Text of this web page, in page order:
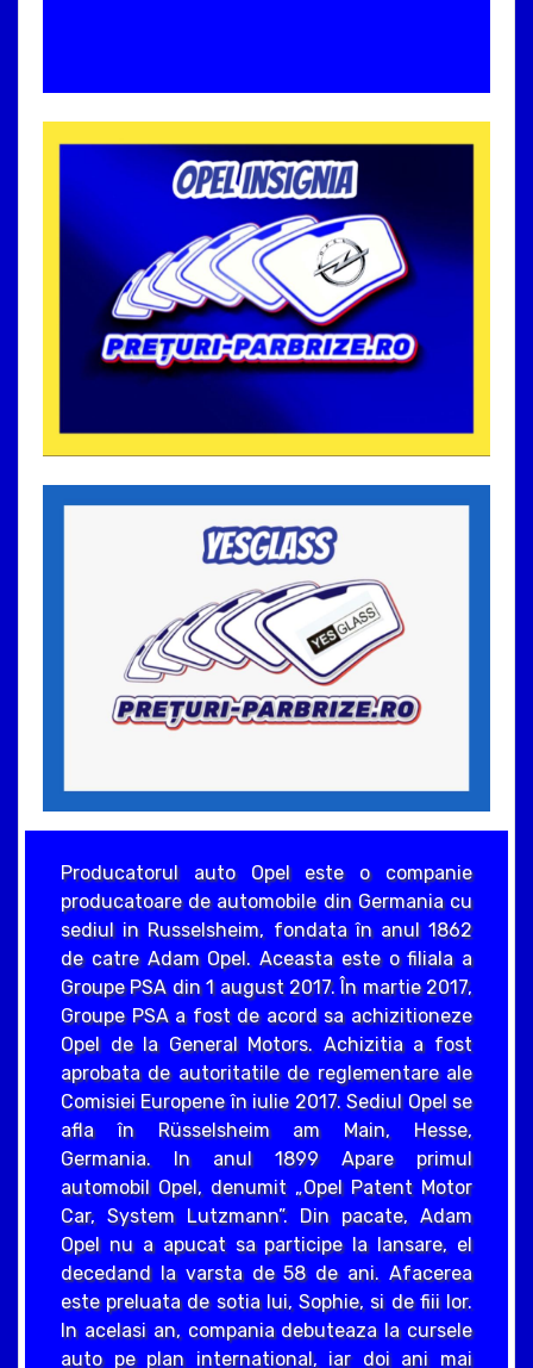
Producatorul auto Opel este o companie
producatoare de automobile din Germania cu
sediul in Russelsheim, fondata în anul 1862
de catre Adam Opel. Aceasta este o filiala a
Groupe PSA din 1 august 2017. În martie 2017,
Groupe PSA a fost de acord sa achizitioneze
Opel de la General Motors. Achizitia a fost
aprobata de autoritatile de reglementare ale
Comisiei Europene în iulie 2017. Sediul Opel se
afla în Rüsselsheim am Main, Hesse,
Germania. In anul 1899 Apare primul
automobil Opel, denumit „Opel Patent Motor
Car, System Lutzmann”. Din pacate, Adam
Opel nu a apucat sa participe la lansare, el
decedand la varsta de 58 de ani. Afacerea
este preluata de sotia lui, Sophie, si de fiii lor.
In acelasi an, compania debuteaza la cursele
auto pe plan international, iar doi ani mai